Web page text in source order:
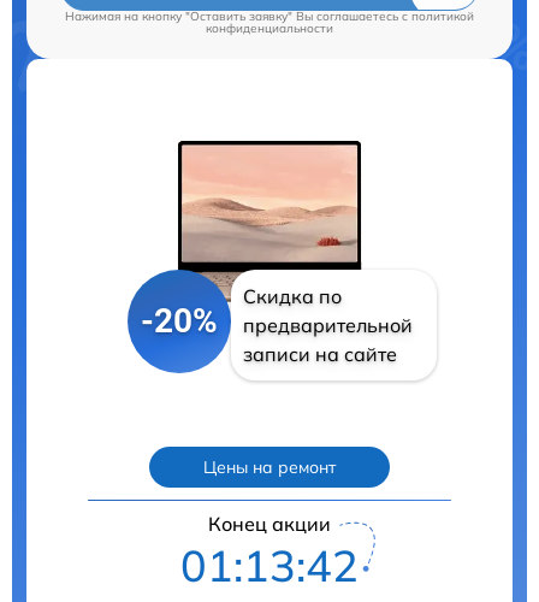
Нажимая на кнопку "Оставить заявку" Вы соглашаетесь cполитикой
конфиденциальности
-20%
Скидка по
предварительной
записи на сайте
Цены на ремонт
Конец акции
01:13:41